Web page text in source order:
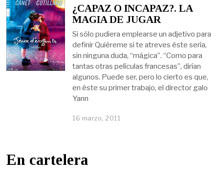
¿CAPAZ O INCAPAZ?. LA
MAGIA DE JUGAR
Si sólo pudiera emplearse un adjetivo para
definir Quiéreme si te atreves éste sería,
sin ninguna duda, “mágica”. “Como para
tantas otras películas francesas”, dirían
algunos. Puede ser, pero lo cierto es que,
en éste su primer trabajo, el director galo
Yann
16 marzo, 2011
En cartelera